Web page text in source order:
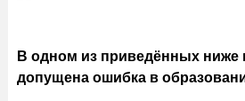
В одном из приведённых
допущена ошибка в